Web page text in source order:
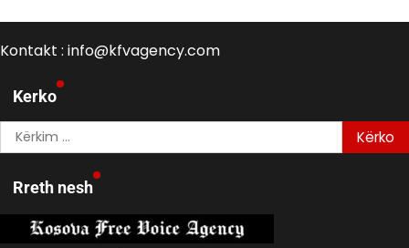
Kontakt : info@kfvagency.com
Kerko
Kërko
për:
Rreth nesh